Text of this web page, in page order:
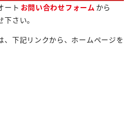
ート お問い合わせフォーム から
さい。
、下記リンクから、ホームページを